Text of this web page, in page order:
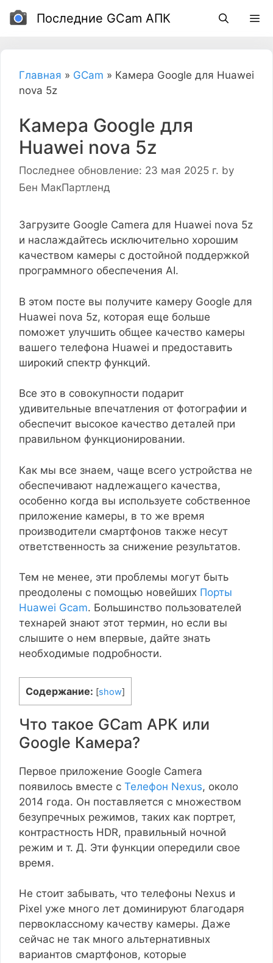
перейти
Последние GCam АПК
Главная » GCam » Камера Google для Huawei
nova 5z
Камера Google для
Huawei nova 5z
Последнее обновление: 23 мая 2025 г. by
Бен МакПартленд
Загрузите Google Camera для Huawei nova 5z
и наслаждайтесь исключительно хорошим
качеством камеры с достойной поддержкой
программного обеспечения AI.
В этом посте вы получите камеру Google для
Huawei nova 5z, которая еще больше
поможет улучшить общее качество камеры
вашего телефона Huawei и предоставить
широкий спектр функций.
Все это в совокупности подарит
удивительные впечатления от фотографии и
обеспечит высокое качество деталей при
правильном функционировании.
Как мы все знаем, чаще всего устройства не
обеспечивают надлежащего качества,
особенно когда вы используете собственное
приложение камеры, в то же время
производители смартфонов также несут
ответственность за снижение результатов.
Тем не менее, эти проблемы могут быть
преодолены с помощью новейших Порты
Huawei Gcam. Большинство пользователей
технарей знают этот термин, но если вы
слышите о нем впервые, дайте знать
необходимые подробности.
Содержание: [show]
Что такое GCam APK или
Google Камера?
Первое приложение Google Camera
появилось вместе с Телефон Nexus, около
2014 года. Он поставляется с множеством
безупречных режимов, таких как портрет,
контрастность HDR, правильный ночной
режим и т. Д. Эти функции опередили свое
время.
Не стоит забывать, что телефоны Nexus и
Pixel уже много лет доминируют благодаря
первоклассному качеству камеры. Даже
сейчас не так много альтернативных
вариантов смартфонов, которые